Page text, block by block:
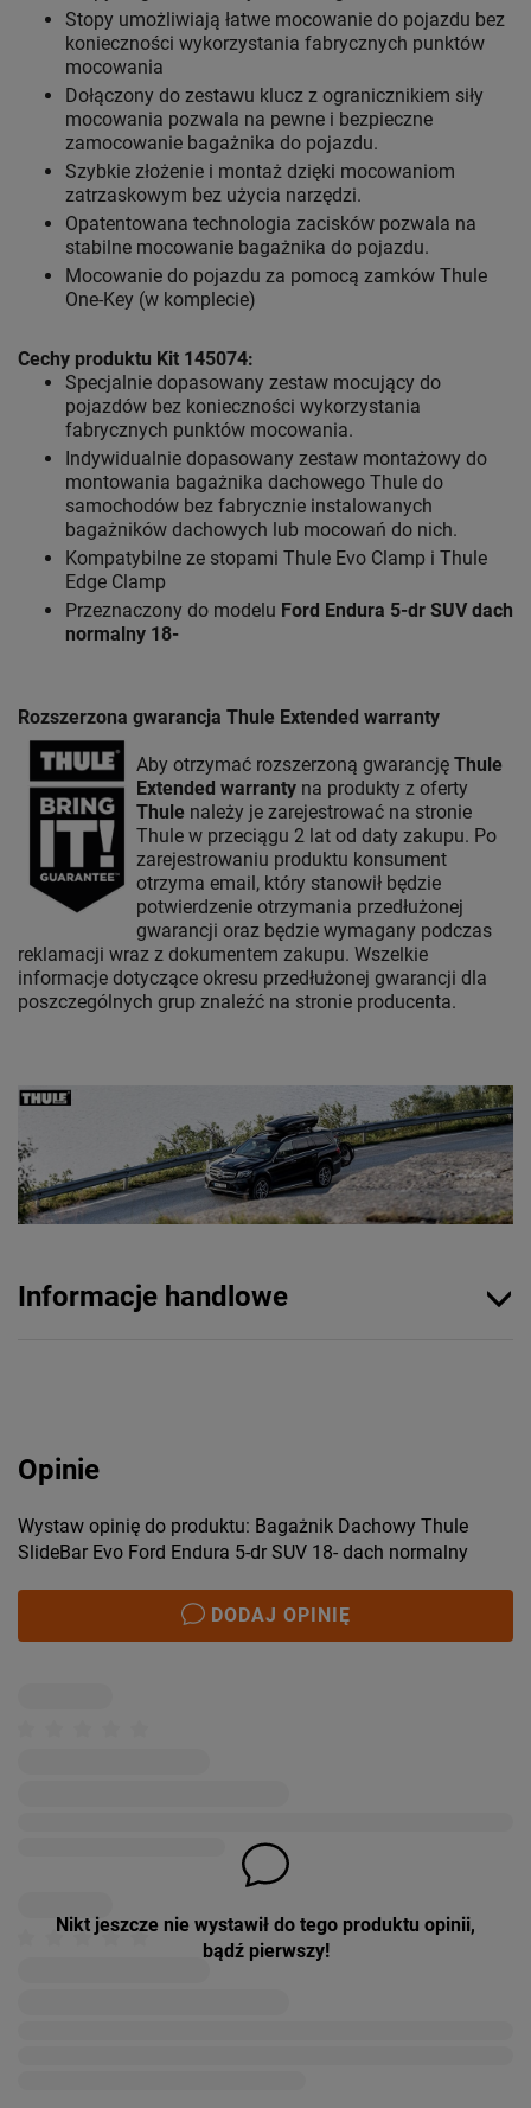
Stopy umożliwiają łatwe mocowanie do pojazdu bez
konieczności wykorzystania fabrycznych punktów
mocowania
Dołączony do zestawu klucz z ogranicznikiem siły
mocowania pozwala na pewne i bezpieczne
zamocowanie bagażnika do pojazdu.
Szybkie złożenie i montaż dzięki mocowaniom
zatrzaskowym bez użycia narzędzi.
Opatentowana technologia zacisków pozwala na
stabilne mocowanie bagażnika do pojazdu.
Mocowanie do pojazdu za pomocą zamków Thule
One-Key (w komplecie)
Cechy produktu Kit 145074:
Specjalnie dopasowany zestaw mocujący do
pojazdów bez konieczności wykorzystania
fabrycznych punktów mocowania.
Indywidualnie dopasowany zestaw montażowy do
montowania bagażnika dachowego Thule do
samochodów bez fabrycznie instalowanych
bagażników dachowych lub mocowań do nich.
Kompatybilne ze stopami Thule Evo Clamp i Thule
Edge Clamp
Przeznaczony do modelu Ford Endura 5-dr SUV dach
normalny 18-
Rozszerzona gwarancja Thule Extended warranty
Aby otrzymać rozszerzoną gwarancję Thule
Extended warranty na produkty z oferty
Thule należy je zarejestrować na stronie
Thule w przeciągu 2 lat od daty zakupu. Po
zarejestrowaniu produktu konsument
otrzyma email, który stanowił będzie
potwierdzenie otrzymania przedłużonej
gwarancji oraz będzie wymagany podczas
reklamacji wraz z dokumentem zakupu. Wszelkie
informacje dotyczące okresu przedłużonej gwarancji dla
poszczególnych grup znaleźć na stronie producenta.
Informacje handlowe
Opinie
Wystaw opinię do produktu: Bagażnik Dachowy Thule
SlideBar Evo Ford Endura 5-dr SUV 18- dach normalny
DODAJ OPINIĘ
Nikt jeszcze nie wystawił do tego produktu opinii,
bądź pierwszy!